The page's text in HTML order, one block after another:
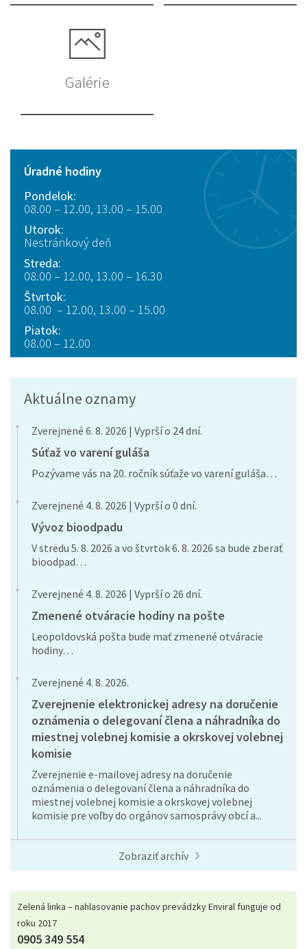
Galérie
Úradné hodiny
Pondelok:
08.00 – 12.00, 13.00 – 15.00
Utorok:
Nestránkový deň
Streda:
08.00 – 12.00, 13.00 – 16.30
Štvrtok:
08.00 – 12.00, 13.00 – 15.00
Piatok:
08.00 – 12.00
Aktuálne oznamy
Zverejnené 6. 8. 2026 | Vyprší o 24 dní.
Súťaž vo varení guláša
Pozývame vás na 20. ročník súťaže vo varení guláša…
Zverejnené 4. 8. 2026 | Vyprší o 0 dní.
Vývoz bioodpadu
V stredu 5. 8. 2026 a vo štvrtok 6. 8. 2026 sa bude zberať
bioodpad…
Zverejnené 4. 8. 2026 | Vyprší o 26 dní.
Zmenené otváracie hodiny na pošte
Leopoldovská pošta bude mať zmenené otváracie
hodiny…
Zverejnené 4. 8. 2026.
Zverejnenie elektronickej adresy na doručenie
oznámenia o delegovaní člena a náhradníka do
miestnej volebnej komisie a okrskovej volebnej
komisie
Zverejnenie e-mailovej adresy na doručenie
oznámenia o delegovaní člena a náhradníka do
miestnej volebnej komisie a okrskovej volebnej
komisie pre voľby do orgánov samosprávy obcí a...
Zobraziť archív
Zelená linka – nahlasovanie pachov prevádzky Enviral funguje od
roku 2017
0905 349 554